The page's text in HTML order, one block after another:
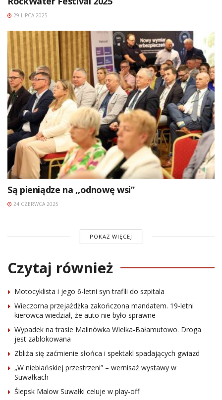
29 LIPCA 2025
Są pieniądze na ,,odnowę wsi”
24 CZERWCA 2025
POKAŻ WIĘCEJ
Czytaj również
Motocyklista i jego 6-letni syn trafili do szpitala
Wieczorna przejażdżka zakończona mandatem. 19-letni
kierowca wiedział, że auto nie było sprawne
Wypadek na trasie Malinówka Wielka-Bałamutowo. Droga
jest zablokowana
Zbliża się zaćmienie słońca i spektakl spadających gwiazd
„W niebiańskiej przestrzeni” – wernisaż wystawy w
Suwałkach
Ślepsk Malow Suwałki celuje w play-off